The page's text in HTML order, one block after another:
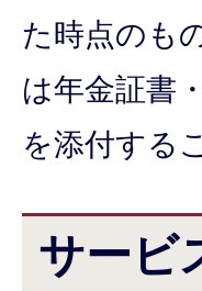
た時点のも
は年金証書
を添付する
サービ